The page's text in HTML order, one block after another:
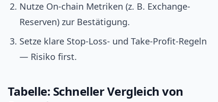
Nutze On-chain Metriken (z. B. Exchange-
Reserven) zur Bestätigung.
Setze klare Stop-Loss- und Take-Profit-Regeln
— Risiko first.
Tabelle: Schneller Vergleich von